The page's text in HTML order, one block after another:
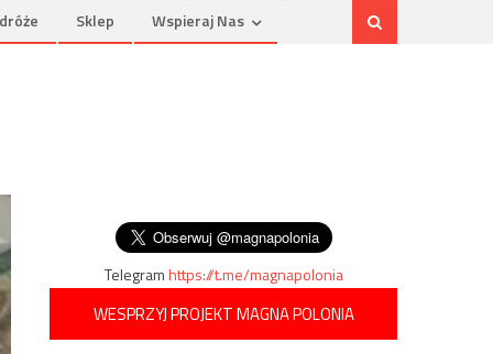
Sklep Wspieraj Nas
Telegramhttps://t.me/magnapolonia
WESPRZYJ PROJEKT MAGNA POLONIA